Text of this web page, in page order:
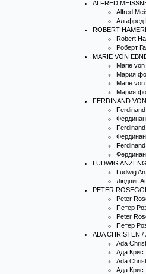
ALFRED
Alfred
Альфред
ROBERT
Robert
Роберт
MARIE VON
Marie
Мария
Marie von
Мария
FERDINAND
LUDWIG
Ludwig
Людвиг
PETER
Peter
Петер
Peter
Петер
ADA CHRISTEN
Ada
Ада
Ada
Ада